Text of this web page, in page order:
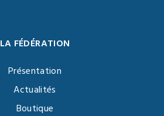
LA FÉDÉRATION
Présentation
Actualités
Boutique